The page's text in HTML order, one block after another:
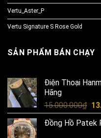
Vertu_Aster_P
Vertu Signature S Rose Gold
SẢN PHẨM BÁN CHẠY
Điện Thoại
Hãng
15.000.000₫
Đồng Hồ Patek